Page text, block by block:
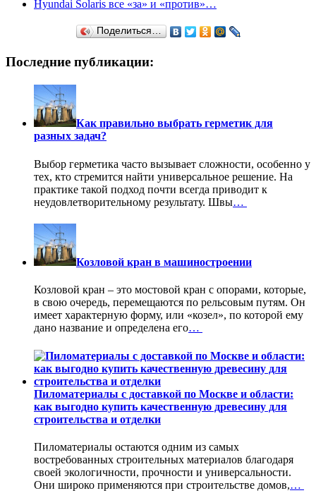
Hyundai Solaris все «за» и «против»…
Поделиться…
Последние публикации:
Как правильно выбрать герметик для
разных задач?
Выбор герметика часто вызывает сложности, особенно у
тех, кто стремится найти универсальное решение. На
практике такой подход почти всегда приводит к
неудовлетворительному результату. Швы…
Козловой кран в машиностроении
Козловой кран – это мостовой кран с опорами, которые,
в свою очередь, перемещаются по рельсовым путям. Он
имеет характерную форму, или «козел», по которой ему
дано название и определена его…
Пиломатериалы с доставкой по Москве и области:
как выгодно купить качественную древесину для
строительства и отделки
Пиломатериалы остаются одним из самых
востребованных строительных материалов благодаря
своей экологичности, прочности и универсальности.
Они широко применяются при строительстве домов,…